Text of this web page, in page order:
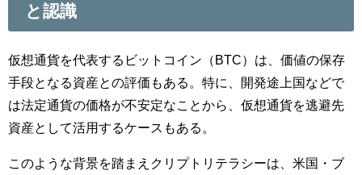
と認識
仮想通貨を代表するビットコイン（BTC）は、価値の保存
手段となる資産との評価もある。特に、開発途上国などで
は法定通貨の価格が不安定なことから、仮想通貨を逃避先
資産として活用するケースもある。
このような背景を踏まえクリプトリテラシーは、米国・ブ